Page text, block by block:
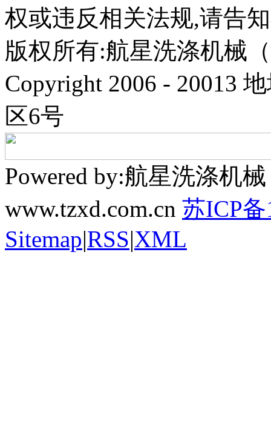
权或违反相关法规,请告
版权所有:航星洗涤机械
Copyright 2006 - 20013
区6号
Powered by:航星洗涤机
www.tzxd.com.cn 苏ICP
Sitemap|RSS|XML